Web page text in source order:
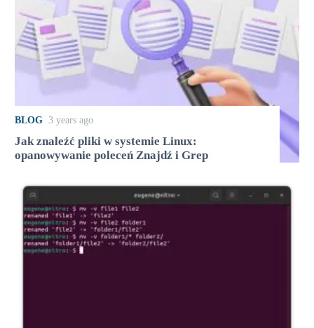
BLOG 3 years ago
Jak znaleźć pliki w systemie Linux:
opanowywanie poleceń Znajdź i Grep